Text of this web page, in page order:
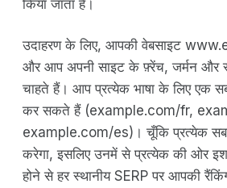
किया जाता है।
उदाहरण के लिए, आपकी वेबसाइट
और आप अपनी साइट के फ़्रेंच, जर्मन और
चाहते हैं। आप प्रत्येक भाषा के लिए एक
कर सकते हैं (example.com/fr,
example.com/es)। चूँकि प्रत्येक
करेगा, इसलिए उनमें से प्रत्येक की ओर
होने से हर स्थानीय SERP पर आपकी